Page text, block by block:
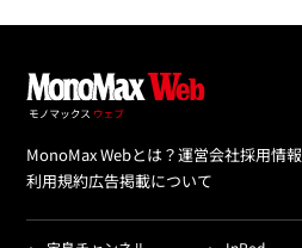
MonoMax Webとは？運営会社採用情報
利用規約広告掲載について